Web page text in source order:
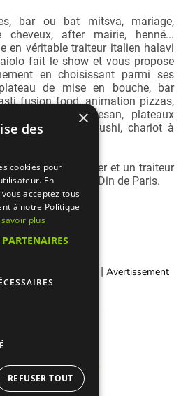
bar ou bat mitsva, mariage,
cheveux, after mairie, henné...
en véritable traiteur italien halavi
fait le show et vous propose
en choisissant parmi ses
de mise en bouche, bar
fusion food, animation pizzas,
meule de parmesan, plateaux
animation sushi, chariot à
à domicile cacher et un traiteur
du Beth Din de Paris.
| Avertissement
Légal
×
des
cookies pour
En
acceptez tous
à notre Politique
savoir plus
REFUSER TOUT